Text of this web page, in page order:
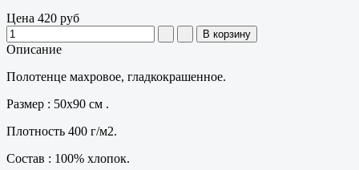
Цена 420 руб
Описание
Полотенце махровое, гладкокрашенное.
Размер : 50х90 см .
Плотность 400 г/м2.
Состав : 100% хлопок.